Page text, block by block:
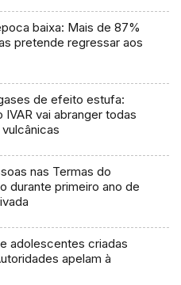
baixa: Mais de 87%
pretende regressar aos
de efeito estufa:
IVAR vai abranger todas
nas Termas do
durante primeiro ano de
adolescentes criadas
apelam à